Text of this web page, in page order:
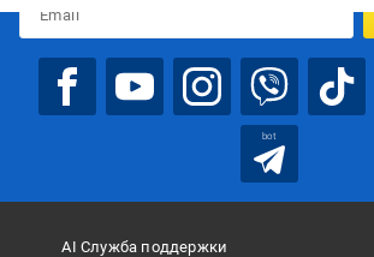
bot
AI Служба поддержки